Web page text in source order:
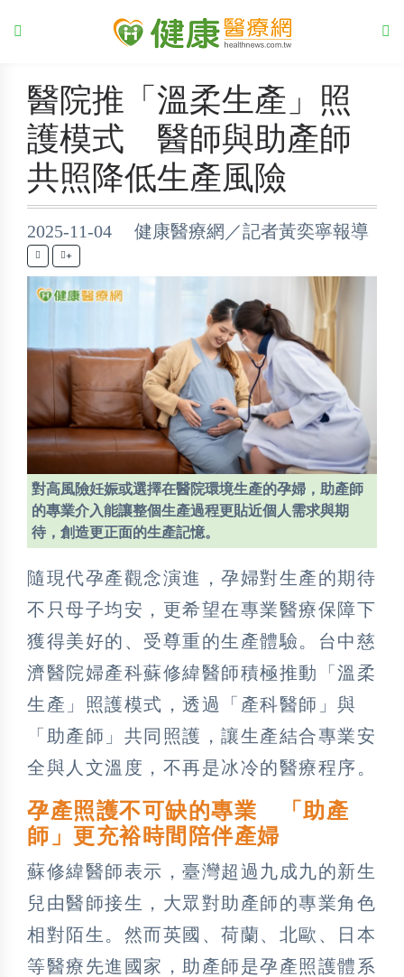
醫院推「溫柔生產」照
護模式 醫師與助產師
共照降低生產風險
2025-11-04 健康醫療網／記者黃奕寧報導
+
對高風險妊娠或選擇在醫院環境生產的孕婦，助產師
的專業介入能讓整個生產過程更貼近個人需求與期
待，創造更正面的生產記憶。
隨現代孕產觀念演進，孕婦對生產的期待
不只母子均安，更希望在專業醫療保障下
獲得美好的、受尊重的生產體驗。台中慈
濟醫院婦產科蘇修緯醫師積極推動「溫柔
生產」照護模式，透過「產科醫師」與
「助產師」共同照護，讓生產結合專業安
全與人文溫度，不再是冰冷的醫療程序。
孕產照護不可缺的專業 「助產
師」更充裕時間陪伴產婦
蘇修緯醫師表示，臺灣超過九成九的新生
兒由醫師接生，大眾對助產師的專業角色
相對陌生。然而英國、荷蘭、北歐、日本
等醫療先進國家，助產師是孕產照護體系